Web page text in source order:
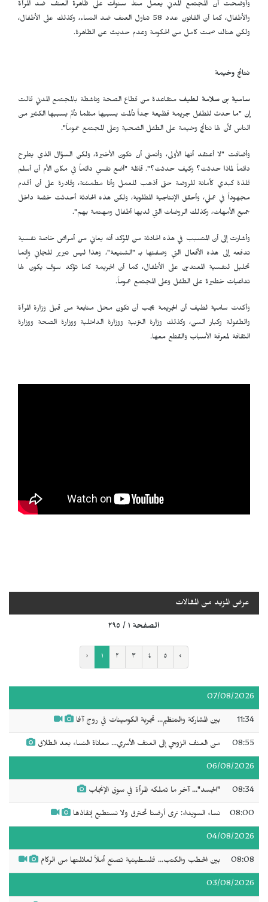
وأوضحت أن المجتمع المدني يعمل منذ سنوات على ظاهرة العنف ضد المرأة
والأطفال، كما أن القانون عدد 58 تناول العنف ضد النساء، وكذلك على الأطفال،
ولكن هناك صمت كامل من الحكومة وعدم حديث عن الظاهرة.
نتائج وخيمة
سامية بن سلامة لطيف متقاعدة من قطاع الصحة وناشطة بالمجتمع المدني قالت
إن "ما حدث للطفل جريمة فظيعة جداً تألمت بسببها مثلما تألم بسببها الكثير من
الناس لأن لها نتائج وخيمة على الطفل الضحية وعلى المجتمع عموماً".
وأضافت "لا أعتقد أنها الأولى، وأتمنى أن تكون الأخيرة، ولكن السؤال الذي يطرح
دائماً لماذا حدثت؟ وكيف حدثت؟". قائلة "أضع نفسي دائماً في مكان الأم أن أسلم
فلذة كبدي كأمانة للروضة حتى أذهب للعمل وأنا مطمئنة، وقادرة على أن أقدم
مجهوداً في عملي، وأحقق الإنتاجية المطلوبة، ولكن هذه الحادثة أحدثت خضة داخل
جميع الأمهات، وكذلك الروضات التي لديها أطفال ومهتمة بهم".
وأشارت إلى أن المتسبب في هذه الحادثة من المؤكد أنه يعاني من أمراض خاصة نفسية
تدفعه إلى هذه الأفعال التي وصفتها بـ "الشنيعة"، وهذا ليس تبرير للجاني وإنما
تحليل لنفسية المعتدين على الأطفال، كما أن الجريمة كما تؤكد سوف يكون لها
تداعيات خطيرة على الطفل وعلى المجتمع عموماً.
وأكدت سامية لطيف أن الجريمة يجب أن تكون محل متابعة من قبل وزارة المرأة
والطفولة وكبار السن، وكذلك وزارة التربية ووزارة الداخلية ووزارة الصحة ووزارة
الثقافة لمعرفة الأسباب والقطع معها.
عرض المزيد من المقالات
الصفحة ١ / ٢٩٥
‹ ١ ٢ ٣ ٤ ٥ ›
07/08/2026
11:34 بين المشاركة والتنظيم... تجربة الكومينات في روج آفا
08:55 من العنف الزوجي إلى العنف الأسري... معاناة النساء بعد الطلاق
06/08/2026
08:34 "الجسد"... آخر ما تملكه المرأة في سوق الإنجاب
08:00 نساء السويداء: نرى أرضنا تحترق ولا نستطيع إنقاذها
04/08/2026
08:08 بين الحطب والكتب... فلسطينية تصنع أملاً لعائلتها من الركام
03/08/2026